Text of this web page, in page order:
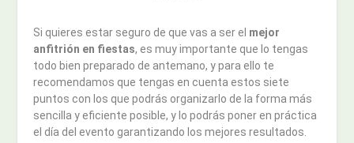
Si quieres estar seguro de que vas a ser el mejor
anfitrión en fiestas, es muy importante que lo tengas
todo bien preparado de antemano, y para ello te
recomendamos que tengas en cuenta estos siete
puntos con los que podrás organizarlo de la forma más
sencilla y eficiente posible, y lo podrás poner en práctica
el día del evento garantizando los mejores resultados.